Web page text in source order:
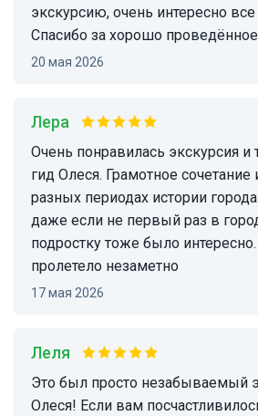
экскурсию, очень интересно
Спасибо за хорошо
20 мая 2026
Лера
Очень понравилась экскурсия и то, как работала
гид Олеся. Грамотное
разных периодах истории
даже если не первый раз в
подростку тоже было
пролетело незаметно
17 мая 2026
Леля
Это был просто незабываемый экскурсовод
Олеся! Если вам